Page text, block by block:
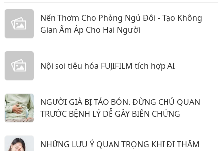
Nến Thơm Cho Phòng Ngủ Đôi - Tạo Không
Gian Ấm Áp Cho Hai Người
Nội soi tiêu hóa FUJIFILM tích hợp AI
NGƯỜI GIÀ BỊ TÁO BÓN: ĐỪNG CHỦ QUAN
TRƯỚC BỆNH LÝ DỄ GÂY BIẾN CHỨNG
NHỮNG LƯU Ý QUAN TRỌNG KHI ĐI THĂM